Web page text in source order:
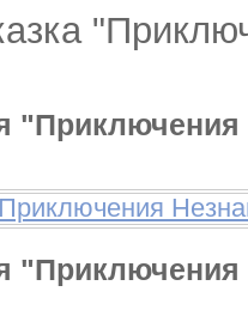
"Приключения
"Приключения